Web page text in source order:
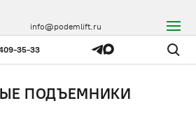
35-33
info@podemlift.ru
ПОДЪЕМНИКИ